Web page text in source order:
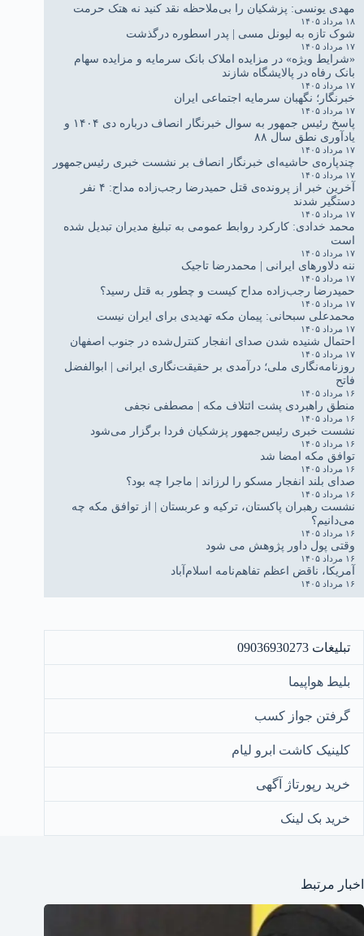
مهدی یونسی: پزشکیان را بی‌ملاحظه نقد کنید نه هتک حرمت
۱۸ مرداد ۱۴۰۵
شوک تازه به لیونل مسی | پدر اسطوره درگذشت
۱۷ مرداد ۱۴۰۵
«شرایط ویژه» در مزایده املاک بانک سرمایه و مزایده سهام
بانک رفاه در پالایشگاه شازند
۱۷ مرداد ۱۴۰۵
خبرنگار؛ نگهبان سرمایه اجتماعی ایران
۱۷ مرداد ۱۴۰۵
پاسخ رئیس جمهور به سوال خبرنگار انصاف درباره دی ۱۴۰۴ و
یادآوری نطق سال ۸۸
۱۷ مرداد ۱۴۰۵
چندپاره‌ی حاشیه‌ای خبرنگار انصاف بر نشست خبری رئیس‌جمهور
۱۷ مرداد ۱۴۰۵
آخرین خبر از پرونده‌ی قتل حمیدرضا رجب‌زاده مداح: ۴ نفر
دستگیر شدند
۱۷ مرداد ۱۴۰۵
محمد خدادی: کارکرد روابط عمومی به تبلیغ مدیران تبدیل شده
است
۱۷ مرداد ۱۴۰۵
ننه دلاورهای ایرانی | محمدرضا تاجیک
۱۷ مرداد ۱۴۰۵
حمیدرضا رجب‌زاده مداح کیست و چطور به قتل رسید؟
۱۷ مرداد ۱۴۰۵
محمدعلی سبحانی: پیمان مکه تهدیدی برای ایران نیست
۱۷ مرداد ۱۴۰۵
احتمال شنیده شدن صدای انفجار کنترل‌شده در جنوب اصفهان
۱۷ مرداد ۱۴۰۵
روزنامه‌نگاری ملی؛ درآمدی بر حقیقت‌نگاری ایرانی | ابوالفضل
فاتح
۱۶ مرداد ۱۴۰۵
منطق راهبردی پشت ائتلاف مکه | مصطفی نجفی
۱۶ مرداد ۱۴۰۵
نشست خبری رئیس‌جمهور پزشکیان فردا برگزار می‌شود
۱۶ مرداد ۱۴۰۵
توافق مکه امضا شد
۱۶ مرداد ۱۴۰۵
صدای بلند انفجار مسکو را لرزاند | ماجرا چه بود؟
۱۶ مرداد ۱۴۰۵
نشست رهبران پاکستان، ترکیه و عربستان | از توافق مکه چه
می‌دانیم؟
۱۶ مرداد ۱۴۰۵
وقتی پول داور پژوهش می شود
۱۶ مرداد ۱۴۰۵
آمریکا، ناقض اعظم تفاهم‌نامه اسلام‌آباد
۱۶ مرداد ۱۴۰۵
تبلیغات 09036930273
بلیط هواپیما
گرفتن جواز کسب
کلینیک کاشت ابرو لیام
خرید رپورتاژ آگهی
خرید بک لینک
اخبار مرتبط